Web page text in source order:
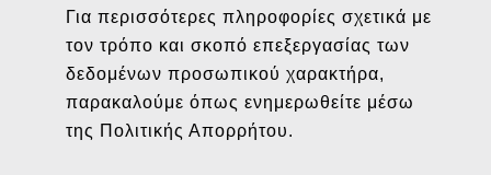
Για περισσότερες πληροφορίες σχετικά με
τον τρόπο και σκοπό επεξεργασίας των
δεδομένων προσωπικού χαρακτήρα,
παρακαλούμε όπως ενημερωθείτε μέσω
της Πολιτικής Απορρήτου.